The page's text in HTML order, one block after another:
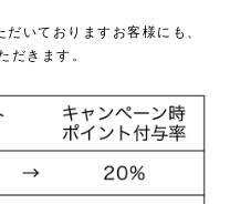
いておりますお客様にも、
だきます。